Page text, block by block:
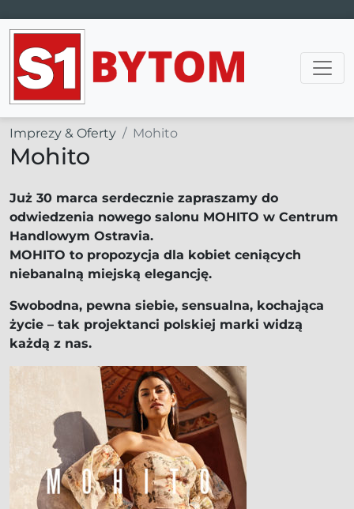
Main Navigation
Imprezy & Oferty Mohito
Mohito
Już 30 marca serdecznie zapraszamy do
odwiedzenia nowego salonu MOHITO w Centrum
Handlowym Ostravia.
MOHITO to propozycja dla kobiet ceniących
niebanalną miejską elegancję.
Swobodna, pewna siebie, sensualna, kochająca
życie – tak projektanci polskiej marki widzą
każdą z nas.